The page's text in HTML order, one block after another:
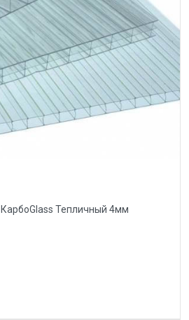
Тепличный 4мм